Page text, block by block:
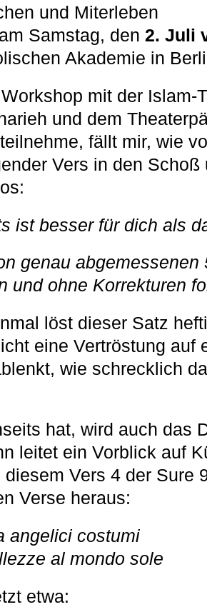
und Miterleben
am Samstag, den 2. Juli
Akademie in
mit der Islam-
und dem
fällt mir, wie
Vers in den
ist besser für dich als
genau
und ohne Korrekturen
löst dieser Satz
eine Vertröstung auf
wie schrecklich
hat, wird auch das
leitet ein Vorblick auf
diesem Vers 4 der Sure
Verse heraus:
angelici costumi
al mondo sole
etwa: